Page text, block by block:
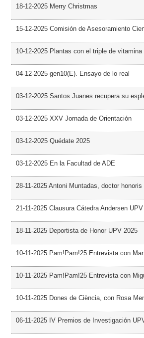
18-12-2025 Merry Christmas
15-12-2025 Comisión de Asesoramiento
10-12-2025 Plantas con el triple de vitamina
04-12-2025 gen10(E). Ensayo de lo real
03-12-2025 Santos Juanes recupera su
03-12-2025 XXV Jornada de Orientación
03-12-2025 Quédate 2025
03-12-2025 En la Facultad de ADE
28-11-2025 Antoni Muntadas, doctor
21-11-2025 Clausura Cátedra Andersen UPV
18-11-2025 Deportista de Honor UPV 2025
10-11-2025 Pam!Pam!25 Entrevista con
10-11-2025 Pam!Pam!25 Entrevista con
10-11-2025 Dones de Ciència, con Rosa
06-11-2025 IV Premios de Investigación